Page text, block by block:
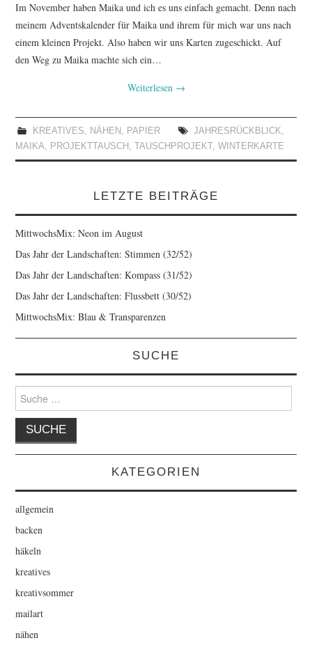
Im November haben Maika und ich es uns einfach gemacht. Denn nach
meinem Adventskalender für Maika und ihrem für mich war uns nach
einem kleinen Projekt. Also haben wir uns Karten zugeschickt. Auf
den Weg zu Maika machte sich ein…
Weiterlesen →
KREATIVES, NÄHEN , PAPIER JAHRESRÜCKBLICK,
MAIKA, PROJEKTTAUSCH , TAUSCHPROJEKT ,WINTERKARTE
LETZTE BEITRÄGE
MittwochsMix: Neon im August
Das Jahr der Landschaften: Stimmen (32/52)
Das Jahr der Landschaften: Kompass (31/52)
Das Jahr der Landschaften: Flussbett (30/52)
MittwochsMix: Blau & Transparenzen
SUCHE
Suche
nach:
KATEGORIEN
allgemein
backen
häkeln
kreatives
kreativsommer
mailart
nähen